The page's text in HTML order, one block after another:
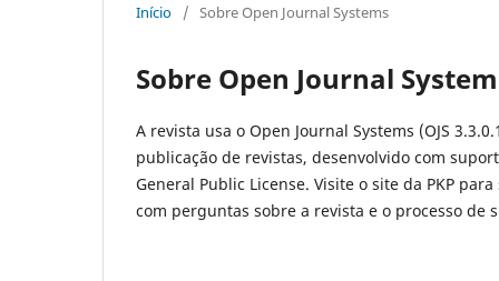
Início / Sobre Open Journal Systems
Sobre Open Journal
A revista usa o Open Journal Systems (OJS
publicação de revistas, desenvolvido com
General Public License. Visite o site da PKP
com perguntas sobre a revista e o processo de